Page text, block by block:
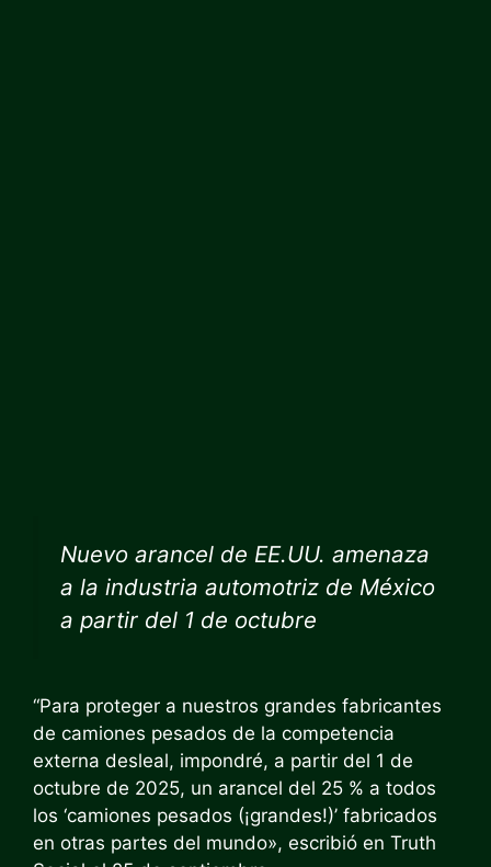
Nuevo arancel de EE.UU. amenaza
a la industria automotriz de México
a partir del 1 de octubre
“Para proteger a nuestros grandes fabricantes
de camiones pesados ​​de la competencia
externa desleal, impondré, a partir del 1 de
octubre de 2025, un arancel del 25 % a todos
los ‘camiones pesados ​​(¡grandes!)’ fabricados
en otras partes del mundo», escribió en Truth